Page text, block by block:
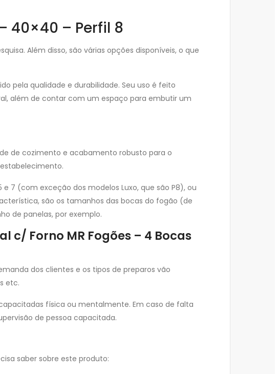
40×40 – Perfil 8
Além disso, são várias opções disponíveis, o que
pela qualidade e durabilidade. Seu uso é feito
além de contar com um espaço para embutir um
de cozimento e acabamento robusto para o
7 (com exceção dos modelos Luxo, que são P8), ou
são os tamanhos das bocas do fogão (de
de panelas, por exemplo.
c/ Forno MR Fogões – 4 Bocas
dos clientes e os tipos de preparos vão
etc.
física ou mentalmente. Em caso de falta
de pessoa capacitada.
saber sobre este produto: